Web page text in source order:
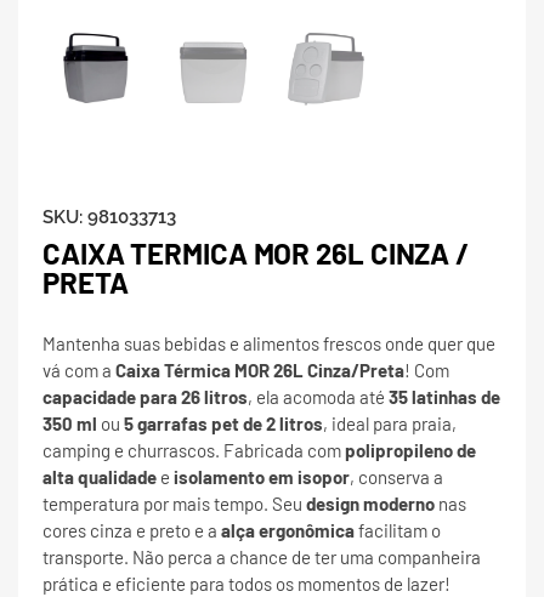
SKU: 981033713
CAIXA TERMICA MOR 26L CINZA /
PRETA
Mantenha suas bebidas e alimentos frescos onde quer que
vá com a Caixa Térmica MOR 26L Cinza/Preta! Com
capacidade para 26 litros, ela acomoda até 35 latinhas de
350 ml ou 5 garrafas pet de 2 litros, ideal para praia,
camping e churrascos. Fabricada compolipropileno de
alta qualidade e isolamento em isopor, conserva a
temperatura por mais tempo. Seu design moderno nas
cores cinza e preto e a alça ergonômicafacilitam o
transporte. Não perca a chance de ter uma companheira
prática e eficiente para todos os momentos de lazer!